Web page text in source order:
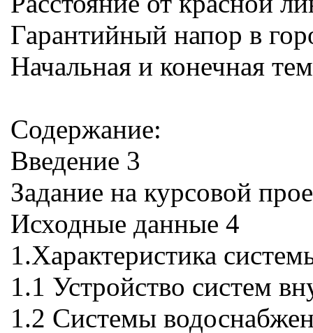
Гарантийный напор в
Начальная и конечная
Содержание:
Введение 3
Задание на курсовой
Исходные данные 4
1.Характеристика
1.1 Устройство систем
1.2 Системы